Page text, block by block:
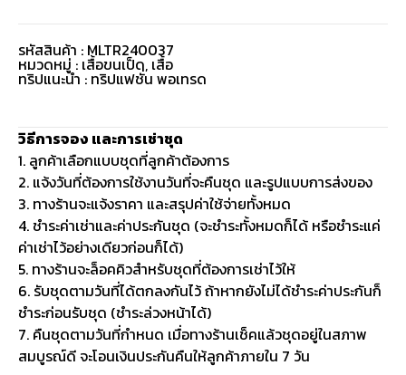
รหัสสินค้า : MLTR240037
หมวดหมู่ : เสื้อขนเป็ด, เสื้อ
ทริปแนะนำ : ทริปแฟชั่น พอเทรด
วิธีการจอง และการเช่าชุด
1. ลูกค้าเลือกแบบชุดที่ลูกค้าต้องการ
2. แจ้งวันที่ต้องการใช้งานวันที่จะคืนชุด และรูปแบบการส่งของ
3. ทางร้านจะแจ้งราคา และสรุปค่าใช้จ่ายทั้งหมด
4. ชำระค่าเช่าและค่าประกันชุด (จะชำระทั้งหมดก็ได้ หรือชำระแค่
ค่าเช่าไว้อย่างเดียวก่อนก็ได้)
5. ทางร้านจะล็อคคิวสำหรับชุดที่ต้องการเช่าไว้ให้
6. รับชุดตามวันที่ได้ตกลงกันไว้ ถ้าหากยังไม่ได้ชำระค่าประกันก็
ชำระก่อนรับชุด (ชำระล่วงหน้าได้)
7. คืนชุดตามวันที่กำหนด เมื่อทางร้านเช็คแล้วชุดอยู่ในสภาพ
สมบูรณ์ดี จะโอนเงินประกันคืนให้ลูกค้าภายใน 7 วัน